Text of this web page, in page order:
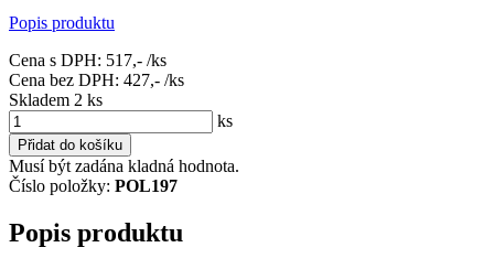
Popis produktu
Cena s DPH: 517,- /ks
Cena bez DPH: 427,- /ks
Skladem 2 ks
ks
Přidat do košíku
Musí být zadána kladná hodnota.
Číslo položky: POL197
Popis produktu